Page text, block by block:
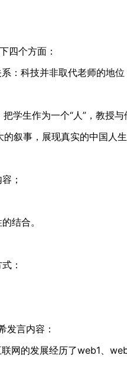
四个方面：
：科技并非取代老师的地
学生作为一个“人”，教授
叙事，展现真实的中国人
；
结合。
：
发言内容：
网的发展经历了web1、